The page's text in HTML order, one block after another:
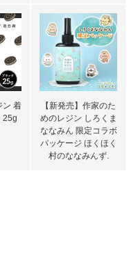
ン 着
25g
【新発売】作家のた
めのレジン しろくま
ななみん 限定コラボ
パッケージ ほくほく
村のななみんず.